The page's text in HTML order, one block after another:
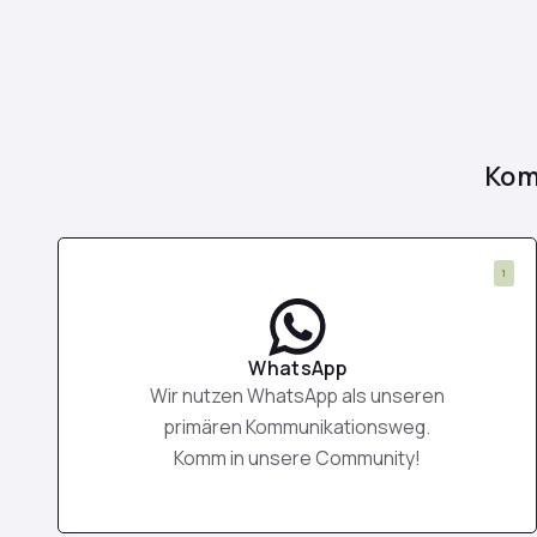
WhatsApp
Wir nutzen WhatsApp als unseren
primären Kommunikationsweg.
Komm in unsere Community!
1